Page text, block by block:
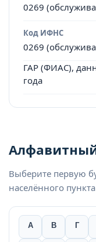
0269
Код ИФНС
0269
ГАР (ФИАС),
года
Выберите первую
населённого пункта
А В Г